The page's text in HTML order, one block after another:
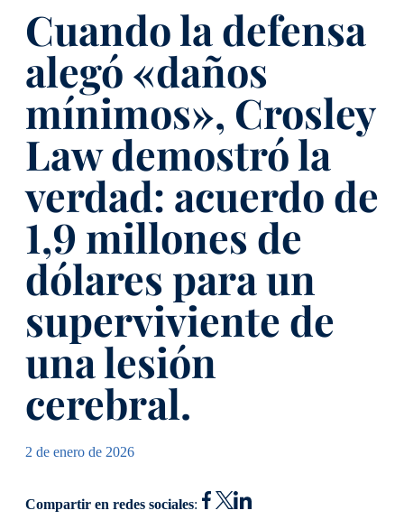
Cuando la defensa
alegó «daños
mínimos», Crosley
Law demostró la
verdad: acuerdo de
1,9 millones de
dólares para un
superviviente de
una lesión
cerebral.
2 de enero de 2026
Compartir en redes sociales: